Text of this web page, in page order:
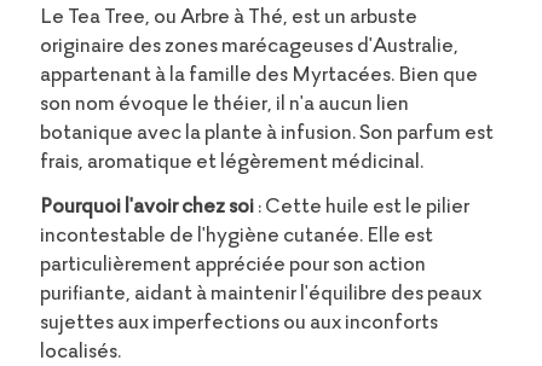
Le Tea Tree, ou Arbre à Thé, est un arbuste
originaire des zones marécageuses d'Australie,
appartenant à la famille des Myrtacées. Bien que
son nom évoque le théier, il n'a aucun lien
botanique avec la plante à infusion. Son parfum est
frais, aromatique et légèrement médicinal.
Pourquoi l'avoir chez soi: Cette huile est le pilier
incontestable de l'hygiène cutanée. Elle est
particulièrement appréciée pour son action
purifiante, aidant à maintenir l'équilibre des peaux
sujettes aux imperfections ou aux inconforts
localisés.